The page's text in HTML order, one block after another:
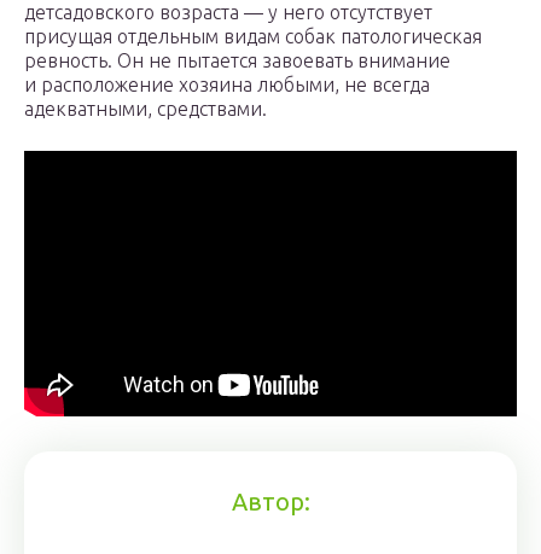
детсадовского возраста — у него отсутствует
присущая отдельным видам собак патологическая
ревность. Он не пытается завоевать внимание
и расположение хозяина любыми, не всегда
адекватными, средствами.
Автор: